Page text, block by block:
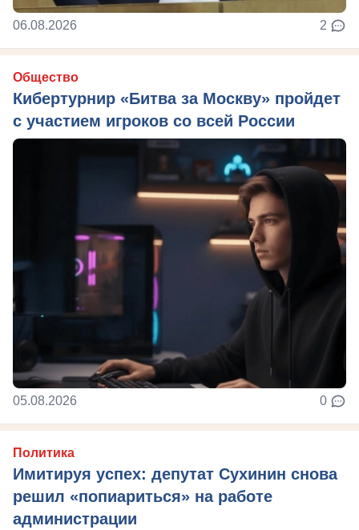
06.08.2026 2
Общество
Кибертурнир «Битва за Москву» пройдет
с участием игроков со всей России
05.08.2026 0
Политика
Имитируя успех: депутат Сухинин снова
решил «попиариться» на работе
администрации